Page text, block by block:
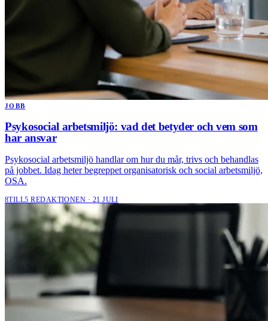
JOBB
Psykosocial arbetsmiljö: vad det betyder och vem som
har ansvar
Psykosocial arbetsmiljö handlar om hur du mår, trivs och behandlas
på jobbet. Idag heter begreppet organisatorisk och social arbetsmiljö,
OSA.
8TILL5 REDAKTIONEN · 21 JULI